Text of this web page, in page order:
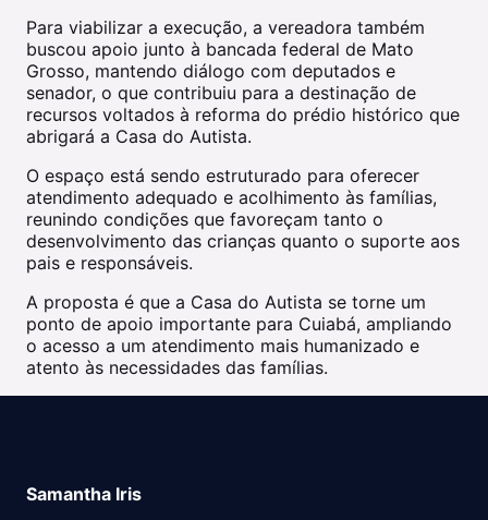
Para viabilizar a execução, a vereadora também
buscou apoio junto à bancada federal de Mato
Grosso, mantendo diálogo com deputados e
senador, o que contribuiu para a destinação de
recursos voltados à reforma do prédio histórico que
abrigará a Casa do Autista.
O espaço está sendo estruturado para oferecer
atendimento adequado e acolhimento às famílias,
reunindo condições que favoreçam tanto o
desenvolvimento das crianças quanto o suporte aos
pais e responsáveis.
A proposta é que a Casa do Autista se torne um
ponto de apoio importante para Cuiabá, ampliando
o acesso a um atendimento mais humanizado e
atento às necessidades das famílias.
Samantha Iris